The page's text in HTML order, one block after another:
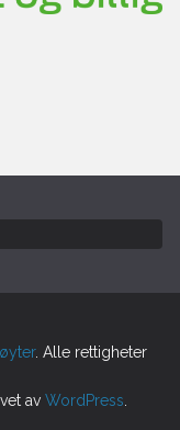
. Alle rettigheter
av WordPress